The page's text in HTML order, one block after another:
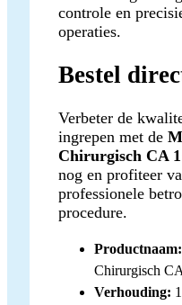
controle en
operaties.
Bestel
Verbeter de
ingrepen met de
Chirurgisch CA
nog en profiteer
professionele
procedure.
Productnaam:
Chirurgisch
Verhouding: